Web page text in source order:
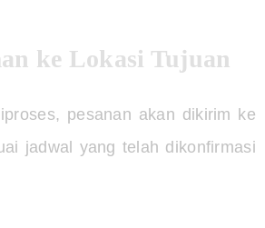
ke Lokasi Tujuan
pesanan akan dikirim ke
jadwal yang telah dikonfirmasi